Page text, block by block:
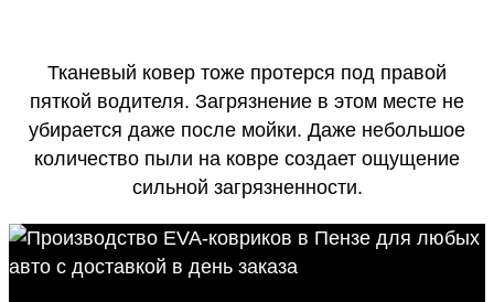
Тканевый ковер тоже протерся под правой
пяткой водителя. Загрязнение в этом месте не
убирается даже после мойки. Даже небольшое
количество пыли на ковре создает ощущение
сильной загрязненности.